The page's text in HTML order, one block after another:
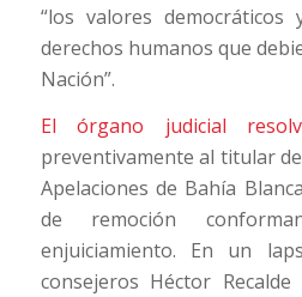
“los valores
derechos humanos que
Nación”.
El órgano judicial
preventivamente al titular
Apelaciones de Bahía
de remoción
enjuiciamiento. En un
consejeros Héctor